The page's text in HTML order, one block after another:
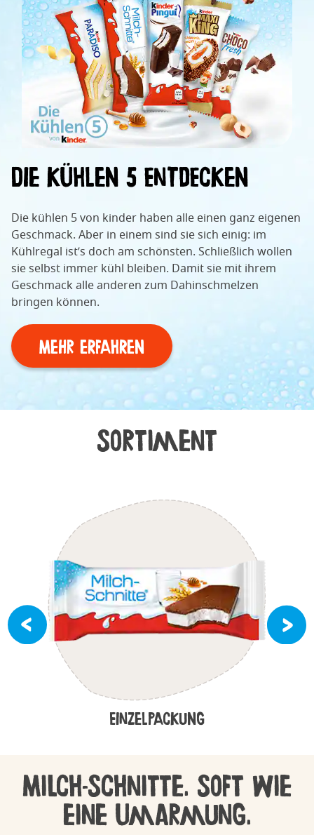
Die Kühlen 5 entdecken
Die kühlen 5 von kinder haben alle einen ganz eigenen
Geschmack. Aber in einem sind sie sich einig: im
Kühlregal ist’s doch am schönsten. Schließlich wollen
sie selbst immer kühl bleiben. Damit sie mit ihrem
Geschmack alle anderen zum Dahinschmelzen
bringen können.
MEHR ERFAHREN
Sortiment
Einzelpackung
Milch-Schnitte. Soft wie
eine Umarmung.